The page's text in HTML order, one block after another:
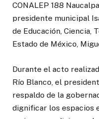
CONALEP 188
presidente municipal
de Educación, Ciencia,
Estado de México,
Durante el acto
Río Blanco, el
respaldo de la
dignificar los espacios